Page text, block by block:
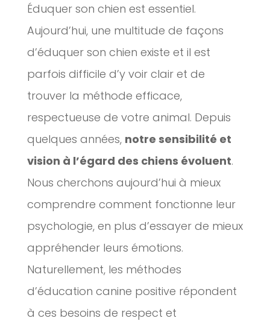
Éduquer son chien est essentiel.
Aujourd’hui, une multitude de façons
d’éduquer son chien existe et il est
parfois difficile d’y voir clair et de
trouver la méthode efficace,
respectueuse de votre animal. Depuis
quelques années, notre sensibilité et
vision à l’égard des chiens évoluent.
Nous cherchons aujourd’hui à mieux
comprendre comment fonctionne leur
psychologie, en plus d’essayer de mieux
appréhender leurs émotions.
Naturellement, les méthodes
d’éducation canine positive répondent
à ces besoins de respect et